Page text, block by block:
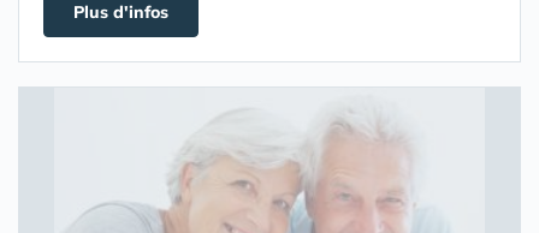
Plus d'infos